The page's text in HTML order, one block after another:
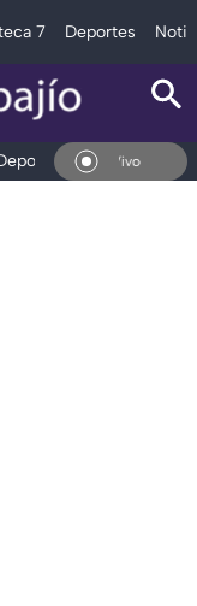
7 Deportes
Espectáculos
En Vivo